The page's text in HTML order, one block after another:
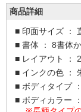
商品詳細
■ 印面サイズ ：
■ 書体 ： 8書体
■ レイアウト ：
■ インクの色 ：
■ ボディタイプ
■ ボディカラー